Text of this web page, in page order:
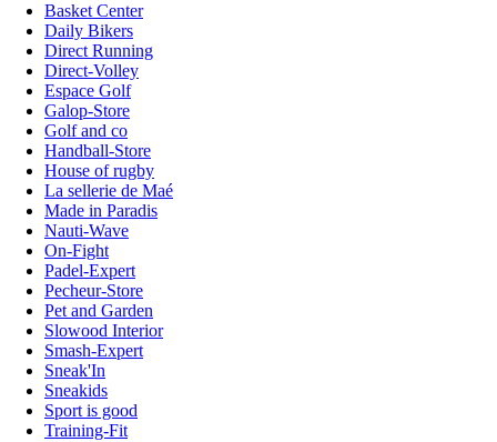
Basket Center
Daily Bikers
Direct Running
Direct-Volley
Espace Golf
Galop-Store
Golf and co
Handball-Store
House of rugby
La sellerie de Maé
Made in Paradis
Nauti-Wave
On-Fight
Padel-Expert
Pecheur-Store
Pet and Garden
Slowood Interior
Smash-Expert
Sneak'In
Sneakids
Sport is good
Training-Fit